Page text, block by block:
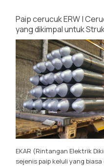
Paip cerucuk ERW |
yang dikimpal untuk
EKAR (Rintangan Elektrik
sejenis paip keluli yang